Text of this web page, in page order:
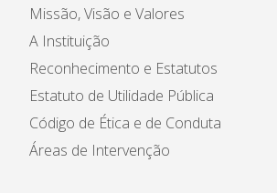
Missão, Visão e Valores
A Instituição
Reconhecimento e Estatutos
Estatuto de Utilidade Pública
Código de Ética e de Conduta
Áreas de Intervenção